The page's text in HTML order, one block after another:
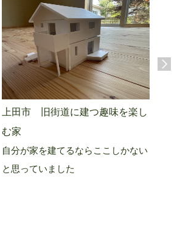
上田市 旧街道に建つ趣味を楽し
む家
自分が家を建てるならここしかない
と思っていました